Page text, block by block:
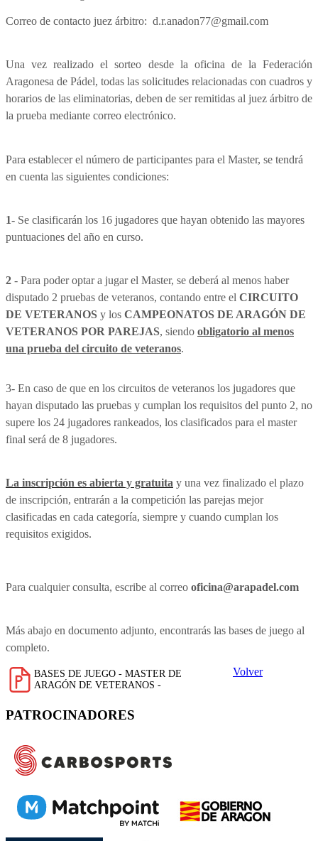
Correo de contacto juez árbitro: d.r.anadon77@gmail.com
Una vez realizado el sorteo desde la oficina de la Federación
Aragonesa de Pádel, todas las solicitudes relacionadas con cuadros y
horarios de las eliminatorias, deben de ser remitidas al juez árbitro de
la prueba mediante correo electrónico.
Para establecer el número de participantes para el Master, se tendrá
en cuenta las siguientes condiciones:
1- Se clasificarán los 16 jugadores que hayan obtenido las mayores
puntuaciones del año en curso.
2 - Para poder optar a jugar el Master, se deberá al menos haber
disputado 2 pruebas de veteranos, contando entre el CIRCUITO
DE VETERANOS y los CAMPEONATOS DE ARAGÓN DE
VETERANOS POR PAREJAS, siendo obligatorio al menos
una prueba del circuito de veteranos.
3- En caso de que en los circuitos de veteranos los jugadores que
hayan disputado las pruebas y cumplan los requisitos del punto 2, no
supere los 24 jugadores rankeados, los clasificados para el master
final será de 8 jugadores.
La inscripción es abierta y gratuita y una vez finalizado el plazo
de inscripción, entrarán a la competición las parejas mejor
clasificadas en cada categoría, siempre y cuando cumplan los
requisitos exigidos.
Para cualquier consulta, escribe al correo oficina@arapadel.com
Más abajo en documento adjunto, encontrarás las bases de juego al
completo.
BASES DE JUEGO - MASTER DE
ARAGÓN DE VETERANOS -
Volver
PATROCINADORES